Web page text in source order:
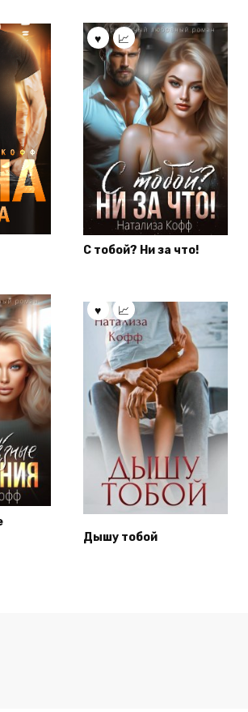
С тобой? Ни за что!
Дышу тобой